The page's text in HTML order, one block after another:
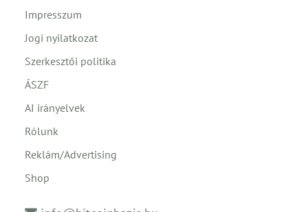
Impresszum
Jogi nyilatkozat
Szerkesztői politika
ÁSZF
AI irányelvek
Rólunk
Reklám/Advertising
Shop